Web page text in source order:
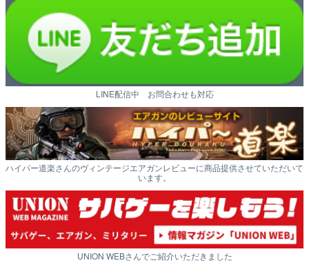
LINE配信中 お問合わせも対応
ハイパー道楽さんのヴィンテージエアガンレビューに商品提供させていただいて
います。
UNION WEBさんでご紹介いただきました